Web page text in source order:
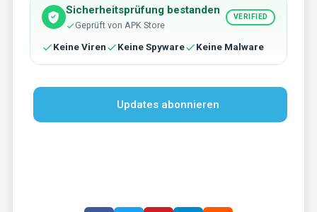
Sicherheitsprüfung bestanden
Geprüft von APK Store
VERIFIED
Keine Viren Keine Spyware Keine Malware
Updates abonnieren